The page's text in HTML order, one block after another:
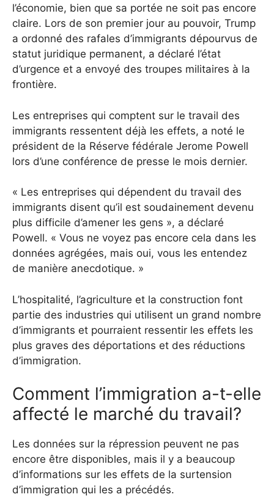
l’économie, bien que sa portée ne soit pas encore
claire. Lors de son premier jour au pouvoir, Trump
a ordonné des rafales d’immigrants dépourvus de
statut juridique permanent, a déclaré l’état
d’urgence et a envoyé des troupes militaires à la
frontière.
Les entreprises qui comptent sur le travail des
immigrants ressentent déjà les effets, a noté le
président de la Réserve fédérale Jerome Powell
lors d’une conférence de presse le mois dernier.
« Les entreprises qui dépendent du travail des
immigrants disent qu’il est soudainement devenu
plus difficile d’amener les gens », a déclaré
Powell. « Vous ne voyez pas encore cela dans les
données agrégées, mais oui, vous les entendez
de manière anecdotique. »
L’hospitalité, l’agriculture et la construction font
partie des industries qui utilisent un grand nombre
d’immigrants et pourraient ressentir les effets les
plus graves des déportations et des réductions
d’immigration.
Comment l’immigration a-t-elle
affecté le marché du travail?
Les données sur la répression peuvent ne pas
encore être disponibles, mais il y a beaucoup
d’informations sur les effets de la surtension
d’immigration qui les a précédés.